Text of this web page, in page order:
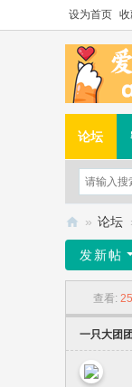
设为首页
论坛
分
坛
» 论坛
发新帖
查看:
一只大团团